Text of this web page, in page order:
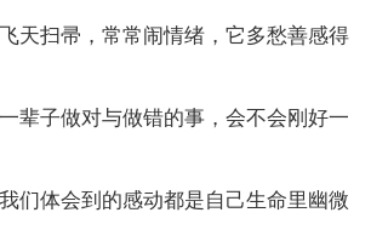
扫帚，常常闹情绪，它多愁善感得
子做对与做错的事，会不会刚好一
体会到的感动都是自己生命里幽微